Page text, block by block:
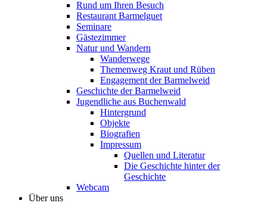
Rund um Ihren Besuch
Restaurant Barmelguet
Seminare
Gästezimmer
Natur und Wandern
Wanderwege
Themenweg Kraut und Rüben
Engagement der Barmelweid
Geschichte der Barmelweid
Jugendliche aus Buchenwald
Hintergrund
Objekte
Biografien
Impressum
Quellen und Literatur
Die Geschichte hinter der
Geschichte
Webcam
Über uns